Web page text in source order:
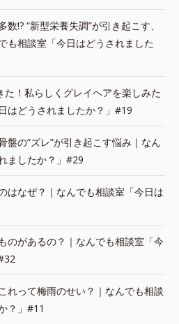
!? “新型栄養失調”が引き起こす、
も相談室「今日はどうされました
た！私らしくグレイヘアを楽しみた
はどうされましたか？」#19
の“ズレ”が引き起こす悩み｜なん
ましたか？」#29
はなぜ？｜なんでも相談室「今日は
のがあるの？｜なんでも相談室「今
れって梅雨のせい？｜なんでも相談
？」#11